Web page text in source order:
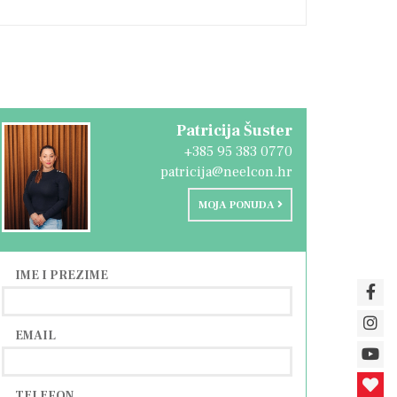
Patricija Šuster
+385 95 383 0770
patricija@neelcon.hr
MOJA PONUDA
IME I PREZIME
EMAIL